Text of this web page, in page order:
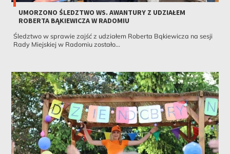
UMORZONO ŚLEDZTWO WS. AWANTURY Z UDZIAŁEM
ROBERTA BĄKIEWICZA W RADOMIU
Śledztwo w sprawie zajść z udziałem Roberta Bąkiewicza na sesji
Rady Miejskiej w Radomiu zostało...